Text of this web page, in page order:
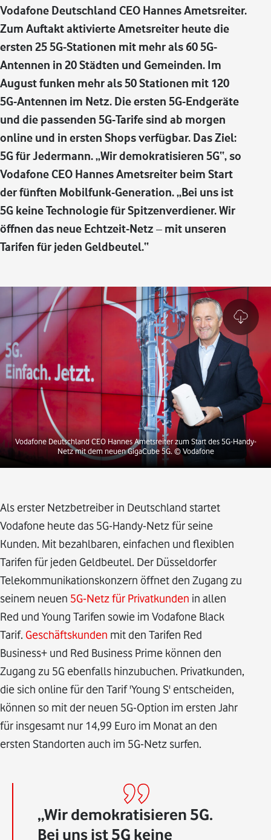
Vodafone Deutschland CEO Hannes Ametsreiter.
Zum Auftakt aktivierte Ametsreiter heute die
ersten 25 5G-Stationen mit mehr als 60 5G-
Antennen in 20 Städten und Gemeinden. Im
August funken mehr als 50 Stationen mit 120
5G-Antennen im Netz. Die ersten 5G-Endgeräte
und die passenden 5G-Tarife sind ab morgen
online und in ersten Shops verfügbar. Das Ziel:
5G für Jedermann. „Wir demokratisieren 5G“, so
Vodafone CEO Hannes Ametsreiter beim Start
der fünften Mobilfunk-Generation. „Bei uns ist
5G keine Technologie für Spitzenverdiener. Wir
öffnen das neue Echtzeit-Netz – mit unseren
Tarifen für jeden Geldbeutel.“
Vodafone Deutschland CEO Hannes Ametsreiter zum Start des 5G-Handy-
Netz mit dem neuen GigaCube 5G. © Vodafone
Als erster Netzbetreiber in Deutschland startet
Vodafone heute das 5G-Handy-Netz für seine
Kunden. Mit bezahlbaren, einfachen und flexiblen
Tarifen für jeden Geldbeutel. Der Düsseldorfer
Telekommunikationskonzern öffnet den Zugang zu
seinem neuen 5G-Netz für Privatkunden in allen
Red und Young Tarifen sowie im Vodafone Black
Tarif. Geschäftskunden mit den Tarifen Red
Business+ und Red Business Prime können den
Zugang zu 5G ebenfalls hinzubuchen. Privatkunden,
die sich online für den Tarif 'Young S' entscheiden,
können so mit der neuen 5G-Option im ersten Jahr
für insgesamt nur 14,99 Euro im Monat an den
ersten Standorten auch im 5G-Netz surfen.
Wir demokratisieren 5G.
Bei uns ist 5G keine